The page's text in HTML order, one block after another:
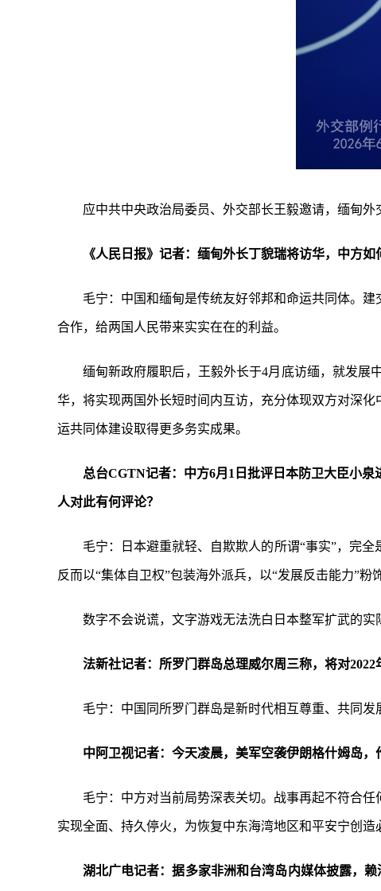
应中共中央政治局委员、外交部长王毅邀请，缅甸外
《人民日报》记者：缅甸外长丁貌瑞将访华，中方
毛宁：中国和缅甸是传统友好邻邦和命运共同体。
合作，给两国人民带来实实在在的利益。
缅甸新政府履职后，王毅外长于4月底访缅，就发展
华，将实现两国外长短时间内互访，充分体现双方对深
运共同体建设取得更多务实成果。
总台CGTN记者：中方6月1日批评日本防卫大臣小
人对此有何评论？
毛宁：日本避重就轻、自欺欺人的所谓“事实”，完
反而以“集体自卫权”包装海外派兵，以“发展反击能力”
数字不会说谎，文字游戏无法洗白日本整军扩武的实
法新社记者：所罗门群岛总理威尔周三称，将对
毛宁：中国同所罗门群岛是新时代相互尊重、共同
中阿卫视记者：今天凌晨，美军空袭伊朗格什姆岛
毛宁：中方对当前局势深表关切。战事再起不符合
实现全面、持久停火，为恢复中东海湾地区和平安宁创造
湖北广电记者：据多家非洲和台湾岛内媒体披露，